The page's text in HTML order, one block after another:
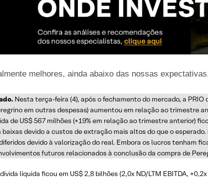
melhores, ainda abaixo das nossas
Nesta terça-feira (4), após o fechamento do mercado, a
em outras despesas) aumentou em relação ao trimestre
de US$ 567 milhões (+19% em relação ao trimestre anterior)
devido a custos de extração mais altos do que o
devido à valorização do real. Embora os lucros tenham
futuros relacionados à conclusão da compra de
líquida ficou em US$ 2,8 bilhões (2,0x ND/LTM EBITDA,